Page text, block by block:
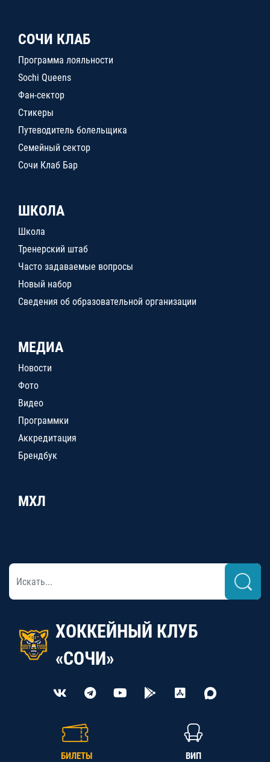
СОЧИ КЛАБ
Программа лояльности
Sochi Queens
Фан-сектор
Стикеры
Путеводитель болельщика
Семейный сектор
Сочи Клаб Бар
ШКОЛА
Школа
Тренерский штаб
Часто задаваемые вопросы
Новый набор
Сведения об образовательной организации
МЕДИА
Новости
Фото
Видео
Программки
Аккредитация
Брендбук
МХЛ
ХОККЕЙНЫЙ КЛУБ
«СОЧИ»
БИЛЕТЫ ВИП